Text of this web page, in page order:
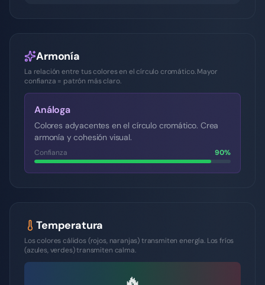
Armonía
La relación entre tus colores en el círculo cromático. Mayor
confianza = patrón más claro.
Análoga
Colores adyacentes en el círculo cromático. Crea
armonía y cohesión visual.
Confianza 90%
Temperatura
Los colores cálidos (rojos, naranjas) transmiten energía. Los fríos
(azules, verdes) transmiten calma.